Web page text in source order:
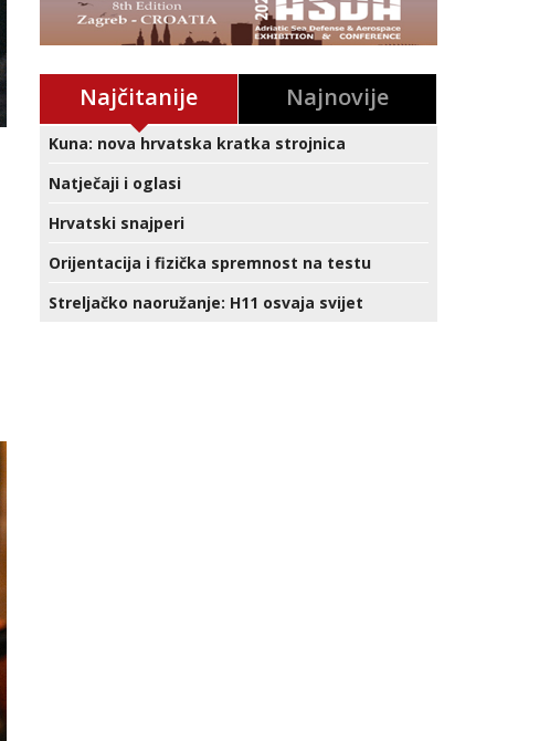
Najčitanije Najnovije
Kuna: nova hrvatska kratka strojnica
Natječaji i oglasi
Hrvatski snajperi
Orijentacija i fizička spremnost na testu
Streljačko naoružanje: H11 osvaja svijet